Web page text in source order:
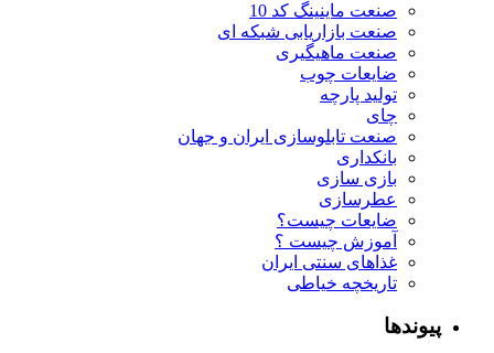
صنعت ماینینگ کد 10
صنعت بازاریابی شبکه ای
صنعت ماهیگیری
ضایعات چوب
تولید پارچه
چای
صنعت تابلوسازی ایران و جهان
بانکداری
بازی سازی
عطرسازی
ضایعات چیست؟
آموزش چیست ؟
غذاهای سنتی ایران
تاریخچه خیاطی
پیوندها